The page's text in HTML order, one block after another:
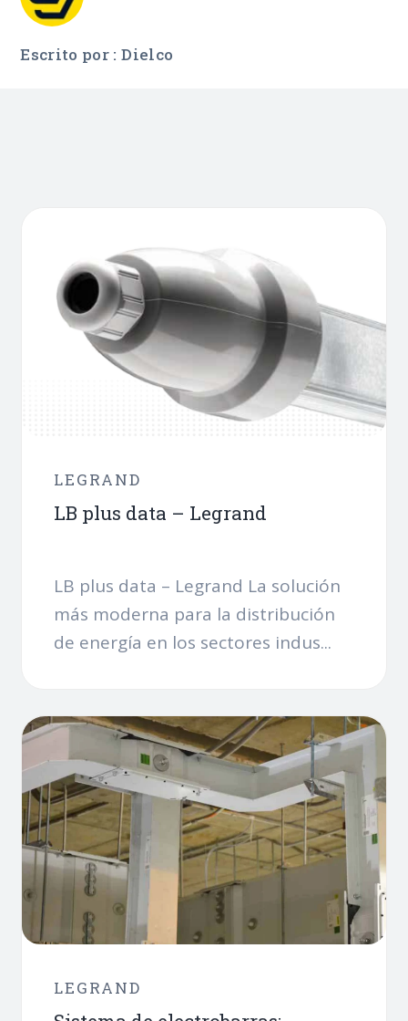
Escrito por : Dielco
LEGRAND
LB plus data – Legrand
LB plus data – Legrand La solución
más moderna para la distribución
de energía en los sectores indus...
LEGRAND